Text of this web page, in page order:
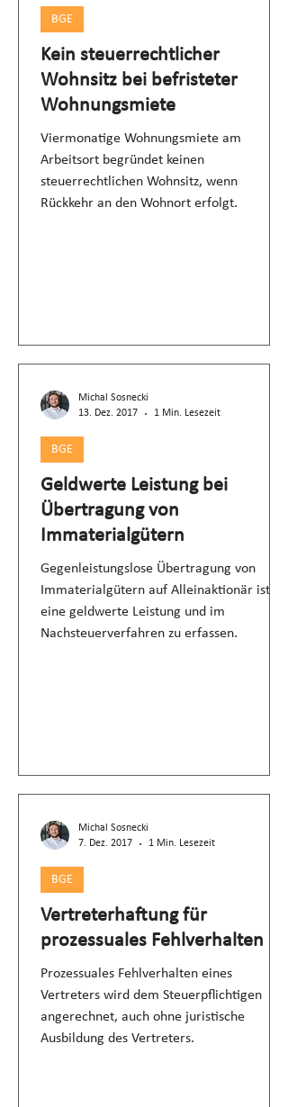
Kein steuerrechtlicher
Wohnsitz bei befristeter
Wohnungsmiete
Viermonatige Wohnungsmiete am
Arbeitsort begründet keinen
steuerrechtlichen Wohnsitz, wenn
Rückkehr an den Wohnort erfolgt.
BGE
Geldwerte Leistung bei
Übertragung von
Immaterialgütern
Gegenleistungslose Übertragung von
Immaterialgütern auf Alleinaktionär ist
eine geldwerte Leistung und im
Nachsteuerverfahren zu erfassen.
BGE
Michal Sosnecki
13. Dez. 2017
1 Min. Lesezeit
Vertreterhaftung für
prozessuales Fehlverhalten
Prozessuales Fehlverhalten eines
Vertreters wird dem Steuerpflichtigen
angerechnet, auch ohne juristische
Ausbildung des Vertreters.
BGE
Michal Sosnecki
7. Dez. 2017
1 Min. Lesezeit